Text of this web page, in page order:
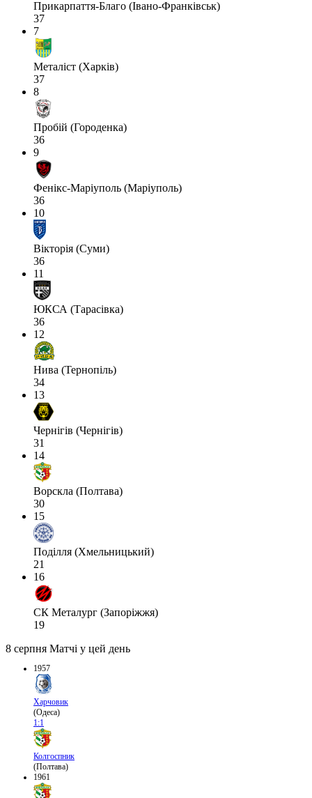
Прикарпаття-Благо (Івано-Франківськ)
37
7
Металіст (Харків)
37
8
Пробій (Городенка)
36
9
Фенікс-Маріуполь (Маріуполь)
36
10
Вікторія (Суми)
36
11
ЮКСА (Тарасівка)
36
12
Нива (Тернопіль)
34
13
Чернігів (Чернігів)
31
14
Ворскла (Полтава)
30
15
Поділля (Хмельницький)
21
16
СК Металург (Запоріжжя)
19
8 серпня Матчі у цей день
1957
Харчовик
(Одеса)
1:1
Колгоспник
(Полтава)
1961